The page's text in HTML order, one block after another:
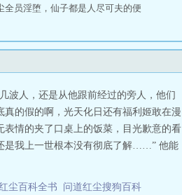
员淫堕，仙子都是人尽可夫的便
波人，还是从他跟前经过的旁人，他们
的假的啊，光天化日还有福利姬敢在漫
情的夹了口桌上的饭菜，目光歉意的看
是我上一世根本没有彻底了解……” 他能
尘百科全书 问道红尘搜狗百科